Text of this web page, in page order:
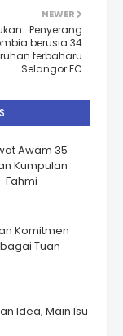
NEWER
: Penyerang
berusia 34
terbaharu
Selangor FC
Awam 35
Kumpulan
Fahmi
Komitmen
Tuan
Idea, Main Isu